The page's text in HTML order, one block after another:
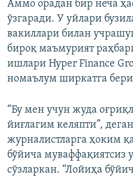
Аммо орадан бир неча
ўзгаради. У уйлари
вакиллари билан
бироқ маъмурият
ишлари Hyper Finance
номаълум ширкатга
“Бу мен учун жуда
йиғлагим келяпти”,
журналистларга ҳоким
бўйича муваффақиятсиз
сўзларкан. “Лойиҳа